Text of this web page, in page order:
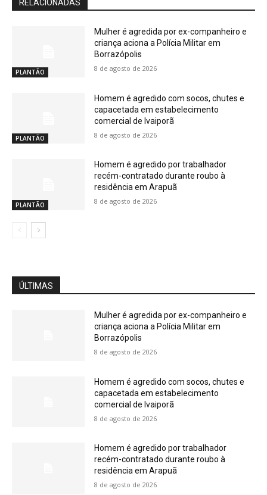
RELACIONADAS
PLANTÃO
Mulher é agredida por ex-companheiro e
criança aciona a Polícia Militar em
Borrazópolis
8 de agosto de 2026
PLANTÃO
Homem é agredido com socos, chutes e
capacetada em estabelecimento
comercial de Ivaiporã
8 de agosto de 2026
PLANTÃO
Homem é agredido por trabalhador
recém-contratado durante roubo à
residência em Arapuã
8 de agosto de 2026
ÚLTIMAS
Mulher é agredida por ex-companheiro e
criança aciona a Polícia Militar em
Borrazópolis
8 de agosto de 2026
Homem é agredido com socos, chutes e
capacetada em estabelecimento
comercial de Ivaiporã
8 de agosto de 2026
Homem é agredido por trabalhador
recém-contratado durante roubo à
residência em Arapuã
8 de agosto de 2026